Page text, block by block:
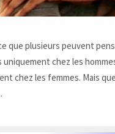
que plusieurs peuvent
uniquement chez les
chez les femmes. Mais